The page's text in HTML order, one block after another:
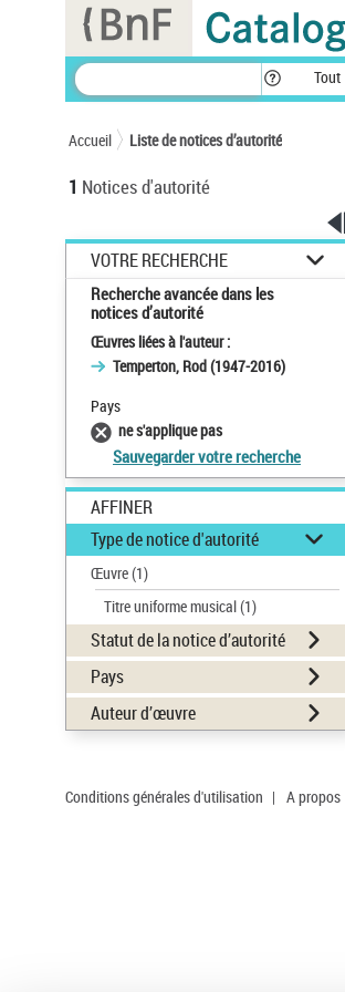
Tout
Accueil Liste de notices d’autorité
1 Notices d'autorité
VOTRE RECHERCHE
Recherche avancée dans les
notices d’autorité
Œuvres liées à l'auteur :
Temperton, Rod (1947-2016)
Pays
ne s'applique pas
Sauvegarder votre recherche
AFFINER
Type de notice d'autorité
Œuvre(1)
Titre uniforme musical(1)
Statut de la notice d’autorité
Pays
Auteur d’œuvre
Conditions générales d'utilisation | A propos
Panneau de gestion des cookies